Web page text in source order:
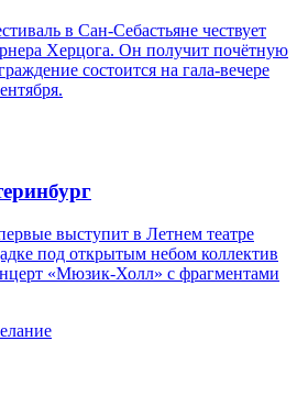
в Сан-Себастьяне чествует
Херцога. Он получит почётную
состоится на гала-вечере
выступит в Летнем театре
под открытым небом коллектив
«Мюзик-Холл» с фрагментами